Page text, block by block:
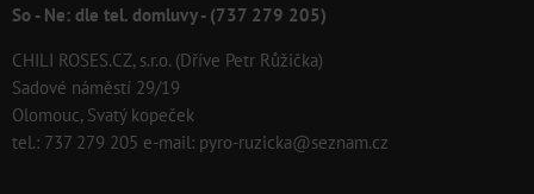
So - Ne: dle tel. domluvy - (737 279 205)
CHILI ROSES.CZ, s.r.o. (Dříve Petr Růžička)
Sadové náměstí 29/19
Olomouc, Svatý kopeček
tel.: 737 279 205 e-mail: pyro-ruzicka@seznam.cz